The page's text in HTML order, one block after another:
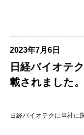
2023年7月6日
日経バイオテ
載されました。
日経バイオテクに当社に